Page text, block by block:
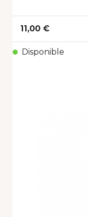
11,00 €
Disponible